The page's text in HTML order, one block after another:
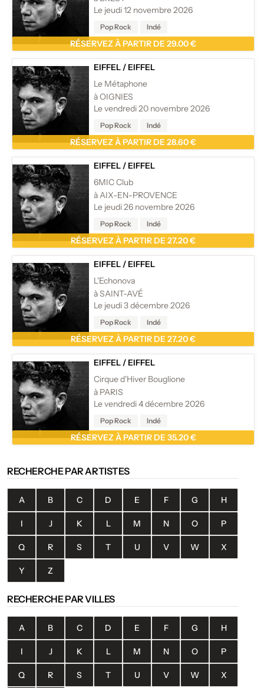
Le jeudi 12 novembre 2026
Pop Rock Indé
RÉSERVEZ À PARTIR DE 29.00 €
EIFFEL /EIFFEL
Le Métaphone
à OIGNIES
Le vendredi 20 novembre 2026
Pop Rock Indé
RÉSERVEZ À PARTIR DE 28.60 €
EIFFEL /EIFFEL
6MIC Club
à AIX-EN-PROVENCE
Le jeudi 26 novembre 2026
Pop Rock Indé
RÉSERVEZ À PARTIR DE 27.20 €
EIFFEL /EIFFEL
L'Echonova
à SAINT-AVÉ
Le jeudi 3 décembre 2026
Pop Rock Indé
RÉSERVEZ À PARTIR DE 27.20 €
EIFFEL /EIFFEL
Cirque d'Hiver Bouglione
à PARIS
Le vendredi 4 décembre 2026
Pop Rock Indé
RÉSERVEZ À PARTIR DE 35.20 €
RECHERCHE PAR ARTISTES
A B C D E F G H
I J K L M N O P
Q R S T U V W X
Y Z
RECHERCHE PAR VILLES
A B C D E F G H
I J K L M N O P
Q R S T U V W X